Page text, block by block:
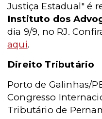
Justiça Estadual" é
Instituto dos
dia 9/9, no RJ.
aqui.
Direito Tributário
Porto de Galinhas/
Congresso
Tributário de